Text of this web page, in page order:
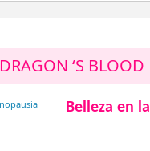
DRAGON ‘S BLOOD
Belleza en la